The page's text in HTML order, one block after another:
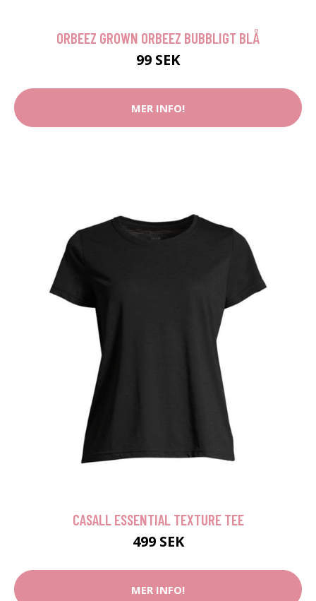
ORBEEZ GROWN ORBEEZ BUBBLIGT BLÅ
99 SEK
MER INFO!
CASALL ESSENTIAL TEXTURE TEE
499 SEK
MER INFO!